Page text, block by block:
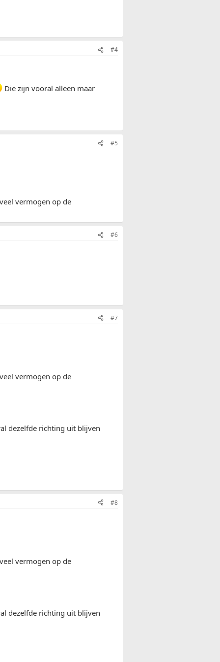
#4
Die zijn vooral alleen maar
#5
vermogen op de
#6
#7
vermogen op de
dezelfde richting uit blijven
#8
vermogen op de
dezelfde richting uit blijven